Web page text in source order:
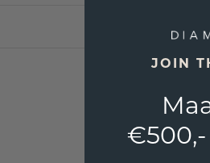
JOIN